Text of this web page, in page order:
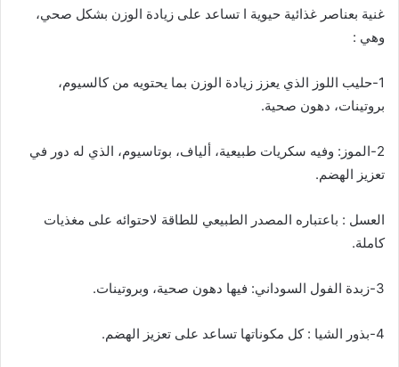
غنية بعناصر غذائية حيوية ا تساعد على زيادة الوزن بشكل صحي،
وهي :
1-حليب اللوز الذي يعزز زيادة الوزن بما يحتويه من كالسيوم،
بروتينات، دهون صحية.
2-الموز: وفيه سكريات طبيعية، ألياف، بوتاسيوم، الذي له دور في
تعزيز الهضم.
العسل : باعتباره المصدر الطبيعي للطاقة لاحتوائه على مغذيات
كاملة.
3-زبدة الفول السوداني: فيها دهون صحية، وبروتينات.
4-بذور الشيا : كل مكوناتها تساعد على تعزيز الهضم.